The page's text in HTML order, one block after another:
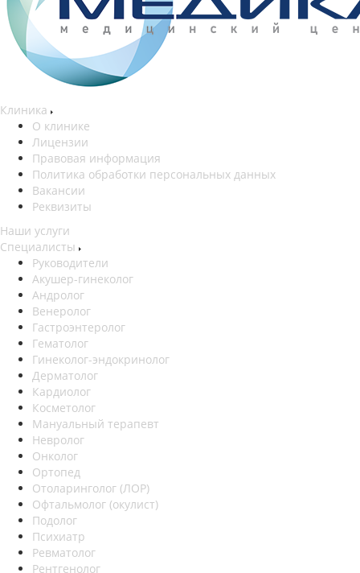
Клиника
О клинике
Лицензии
Правовая информация
Политика обработки персональных данных
Вакансии
Реквизиты
Наши услуги
Специалисты
Руководители
Акушер-гинеколог
Андролог
Венеролог
Гастроэнтеролог
Гематолог
Гинеколог-эндокринолог
Дерматолог
Кардиолог
Косметолог
Мануальный терапевт
Невролог
Онколог
Ортопед
Отоларинголог (ЛОР)
Офтальмолог (окулист)
Подолог
Психиатр
Ревматолог
Рентгенолог